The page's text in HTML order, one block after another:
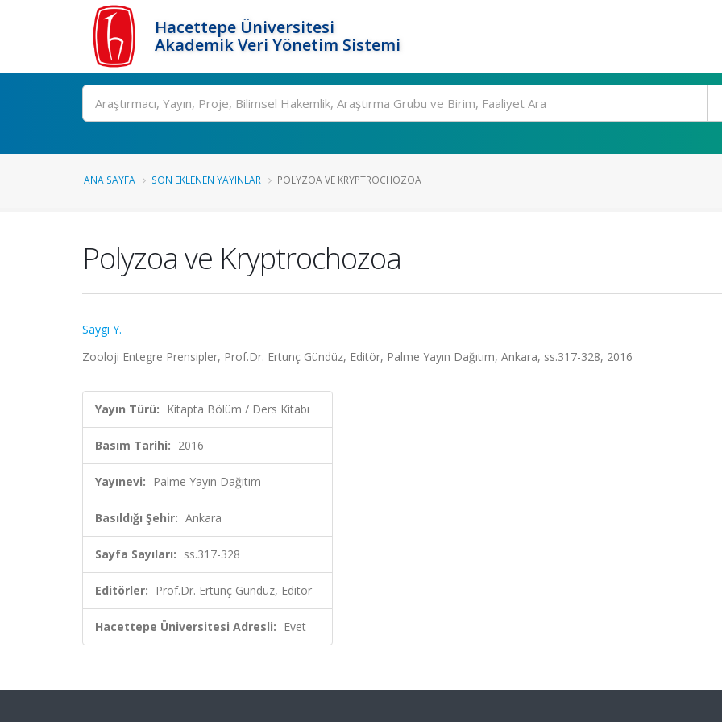
Hacettepe Üniversitesi
Akademik Veri Yönetim Sistemi
Ara
ANA SAYFA SON EKLENEN YAYINLAR POLYZOA VE KRYPTROCHOZOA
Polyzoa ve Kryptrochozoa
Saygı Y.
Zooloji Entegre Prensipler, Prof.Dr. Ertunç Gündüz, Editör, Palme Yayın Dağıtım, Ankara, ss.317-328, 2016
Yayın Türü: Kitapta Bölüm / Ders Kitabı
Basım Tarihi: 2016
Yayınevi: Palme Yayın Dağıtım
Basıldığı Şehir: Ankara
Sayfa Sayıları: ss.317-328
Editörler: Prof.Dr. Ertunç Gündüz, Editör
Hacettepe Üniversitesi Adresli: Evet